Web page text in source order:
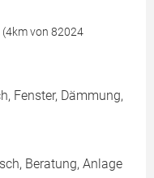
von 82024
Fenster, Dämmung,
Beratung, Anlage